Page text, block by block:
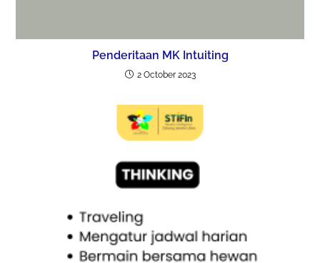
Penderitaan MK Intuiting
2 October 2023